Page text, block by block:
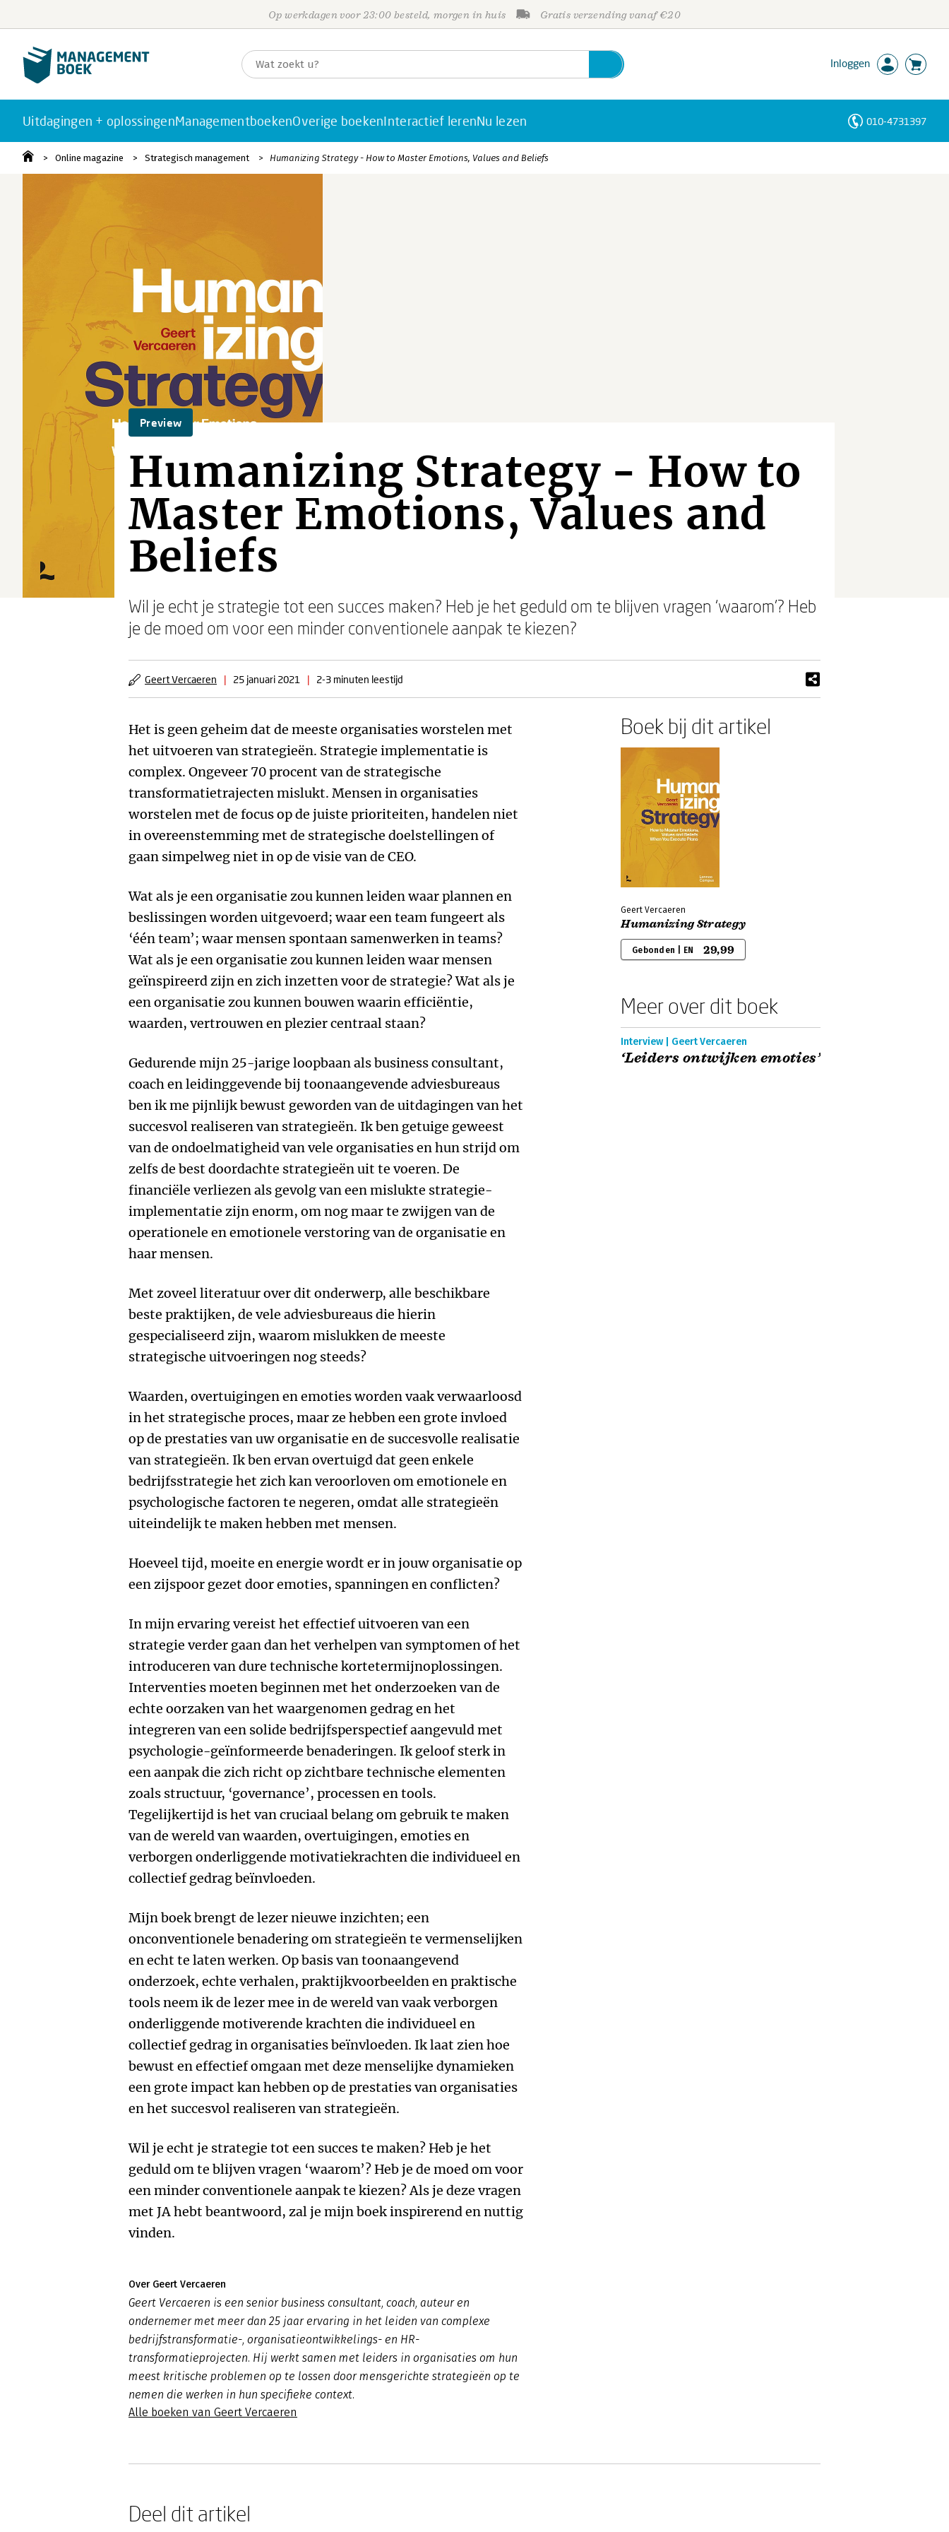
Op werkdagen voor 23:00 besteld, morgen in huis Gratis verzending vanaf €20
Inloggen
Uitdagingen + oplossingenManagementboekenOverige boekenInteractief lerenNu lezen 010-4731397
Online magazine Strategisch management Humanizing Strategy - How to Master Emotions, Values and Beliefs
Preview
Humanizing Strategy - How to
Master Emotions, Values and
Beliefs
Wil je echt je strategie tot een succes maken? Heb je het geduld om te blijven vragen ‘waarom'? Heb
je de moed om voor een minder conventionele aanpak te kiezen?
Geert Vercaeren | 25 januari 2021 | 2-3 minuten leestijd
Het is geen geheim dat de meeste organisaties worstelen met
het uitvoeren van strategieën. Strategie implementatie is
complex. Ongeveer 70 procent van de strategische
transformatietrajecten mislukt. Mensen in organisaties
worstelen met de focus op de juiste prioriteiten, handelen niet
in overeenstemming met de strategische doelstellingen of
gaan simpelweg niet in op de visie van de CEO.
Wat als je een organisatie zou kunnen leiden waar plannen en
beslissingen worden uitgevoerd; waar een team fungeert als
‘één team’; waar mensen spontaan samenwerken in teams?
Wat als je een organisatie zou kunnen leiden waar mensen
geïnspireerd zijn en zich inzetten voor de strategie? Wat als je
een organisatie zou kunnen bouwen waarin efficiëntie,
waarden, vertrouwen en plezier centraal staan?
Gedurende mijn 25-jarige loopbaan als business consultant,
coach en leidinggevende bij toonaangevende adviesbureaus
ben ik me pijnlijk bewust geworden van de uitdagingen van het
succesvol realiseren van strategieën. Ik ben getuige geweest
van de ondoelmatigheid van vele organisaties en hun strijd om
zelfs de best doordachte strategieën uit te voeren. De
financiële verliezen als gevolg van een mislukte strategie-
implementatie zijn enorm, om nog maar te zwijgen van de
operationele en emotionele verstoring van de organisatie en
haar mensen.
Met zoveel literatuur over dit onderwerp, alle beschikbare
beste praktijken, de vele adviesbureaus die hierin
gespecialiseerd zijn, waarom mislukken de meeste
strategische uitvoeringen nog steeds?
Waarden, overtuigingen en emoties worden vaak verwaarloosd
in het strategische proces, maar ze hebben een grote invloed
op de prestaties van uw organisatie en de succesvolle realisatie
van strategieën. Ik ben ervan overtuigd dat geen enkele
bedrijfsstrategie het zich kan veroorloven om emotionele en
psychologische factoren te negeren, omdat alle strategieën
uiteindelijk te maken hebben met mensen.
Hoeveel tijd, moeite en energie wordt er in jouw organisatie op
een zijspoor gezet door emoties, spanningen en conflicten?
In mijn ervaring vereist het effectief uitvoeren van een
strategie verder gaan dan het verhelpen van symptomen of het
introduceren van dure technische kortetermijnoplossingen.
Interventies moeten beginnen met het onderzoeken van de
echte oorzaken van het waargenomen gedrag en het
integreren van een solide bedrijfsperspectief aangevuld met
psychologie-geïnformeerde benaderingen. Ik geloof sterk in
een aanpak die zich richt op zichtbare technische elementen
zoals structuur, ‘governance’, processen en tools.
Tegelijkertijd is het van cruciaal belang om gebruik te maken
van de wereld van waarden, overtuigingen, emoties en
verborgen onderliggende motivatiekrachten die individueel en
collectief gedrag beïnvloeden.
Mijn boek brengt de lezer nieuwe inzichten; een
onconventionele benadering om strategieën te vermenselijken
en echt te laten werken. Op basis van toonaangevend
onderzoek, echte verhalen, praktijkvoorbeelden en praktische
tools neem ik de lezer mee in de wereld van vaak verborgen
onderliggende motiverende krachten die individueel en
collectief gedrag in organisaties beïnvloeden. Ik laat zien hoe
bewust en effectief omgaan met deze menselijke dynamieken
een grote impact kan hebben op de prestaties van organisaties
en het succesvol realiseren van strategieën.
Wil je echt je strategie tot een succes te maken? Heb je het
geduld om te blijven vragen ‘waarom’? Heb je de moed om voor
een minder conventionele aanpak te kiezen? Als je deze vragen
met JA hebt beantwoord, zal je mijn boek inspirerend en nuttig
vinden.
Over Geert Vercaeren
Geert Vercaeren is een senior business consultant, coach, auteur en
ondernemer met meer dan 25 jaar ervaring in het leiden van complexe
bedrijfstransformatie-, organisatieontwikkelings- en HR-
transformatieprojecten. Hij werkt samen met leiders in organisaties om hun
meest kritische problemen op te lossen door mensgerichte strategieën op te
nemen die werken in hun specifieke context.
Alle boeken van Geert Vercaeren
Boek bij dit artikel
Geert Vercaeren
Humanizing Strategy
Gebonden | EN 29,99
Meer over dit boek
Interview | Geert Vercaeren
‘Leiders ontwijken emoties’
Deel dit artikel
Personen